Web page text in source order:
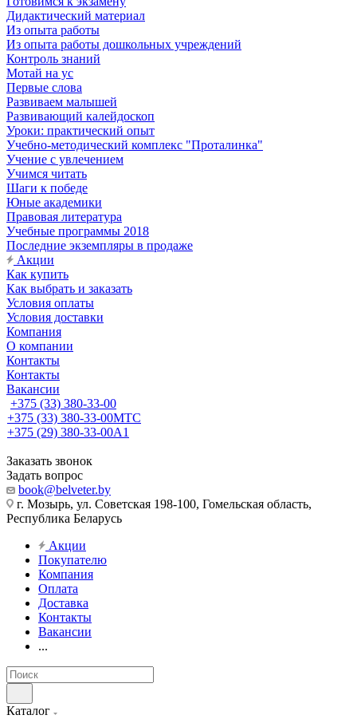
Дидактический материал
Из опыта работы
Из опыта работы дошкольных учреждений
Контроль знаний
Мотай на ус
Первые слова
Развиваем малышей
Развивающий калейдоскоп
Уроки: практический опыт
Учебно-методический комплекс "Проталинка"
Учение с увлечением
Учимся читать
Шаги к победе
Юные академики
Правовая литература
Учебные программы 2018
Последние экземпляры в продаже
Акции
Как купить
Как выбрать и заказать
Условия оплаты
Условия доставки
Компания
О компании
Контакты
Контакты
Вакансии
+375 (33) 380-33-00
+375 (33) 380-33-00МТС
+375 (29) 380-33-00А1
Заказать звонок
Задать вопрос
book@belveter.by
г. Мозырь, ул. Советская 198-100, Гомельская область,
Республика Беларусь
Акции
Покупателю
Компания
Оплата
Доставка
Контакты
Вакансии
...
Каталог